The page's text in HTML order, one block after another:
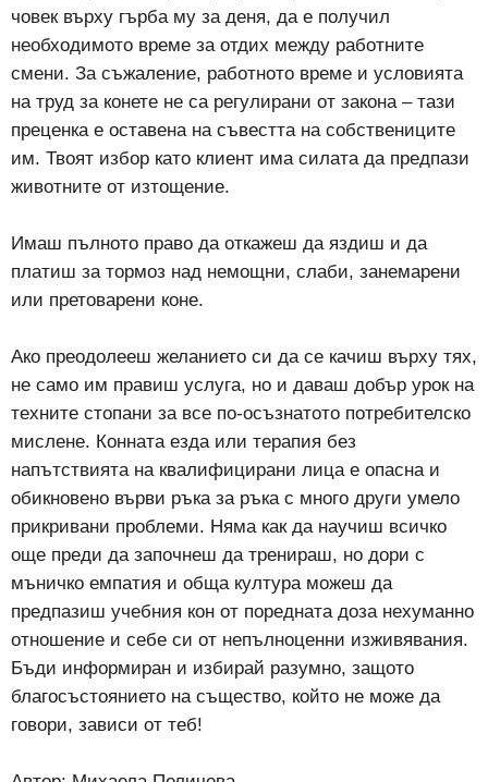
човек върху гърба му за деня, да е получил
необходимото време за отдих между работните
смени. За съжаление, работното време и условията
на труд за конете не са регулирани от закона – тази
преценка е оставена на съвестта на собствениците
им. Твоят избор като клиент има силата да предпази
животните от изтощение.
Имаш пълното право да откажеш да яздиш и да
платиш за тормоз над немощни, слаби, занемарени
или претоварени коне.
Ако преодолееш желанието си да се качиш върху тях,
не само им правиш услуга, но и даваш добър урок на
техните стопани за все по-осъзнатото потребителско
мислене. Конната езда или терапия без
напътствията на квалифицирани лица е опасна и
обикновено върви ръка за ръка с много други умело
прикривани проблеми. Няма как да научиш всичко
още преди да започнеш да тренираш, но дори с
мъничко емпатия и обща култура можеш да
предпазиш учебния кон от поредната доза нехуманно
отношение и себе си от непълноценни изживявания.
Бъди информиран и избирай разумно, защото
благосъстоянието на същество, който не може да
говори, зависи от теб!